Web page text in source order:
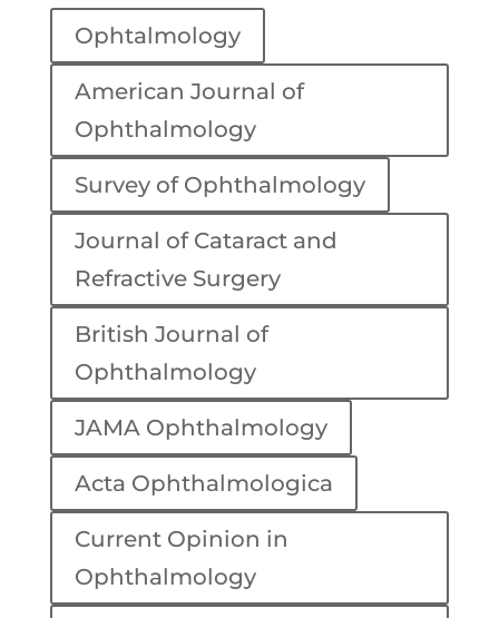
Ophtalmology
American Journal of
Ophthalmology
Survey of Ophthalmology
Journal of Cataract and
Refractive Surgery
British Journal of
Ophthalmology
JAMA Ophthalmology
Acta Ophthalmologica
Current Opinion in
Ophthalmology